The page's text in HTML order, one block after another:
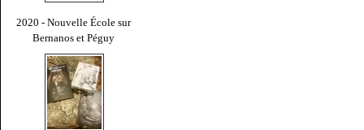
2020 - Nouvelle École sur
Bernanos et Péguy